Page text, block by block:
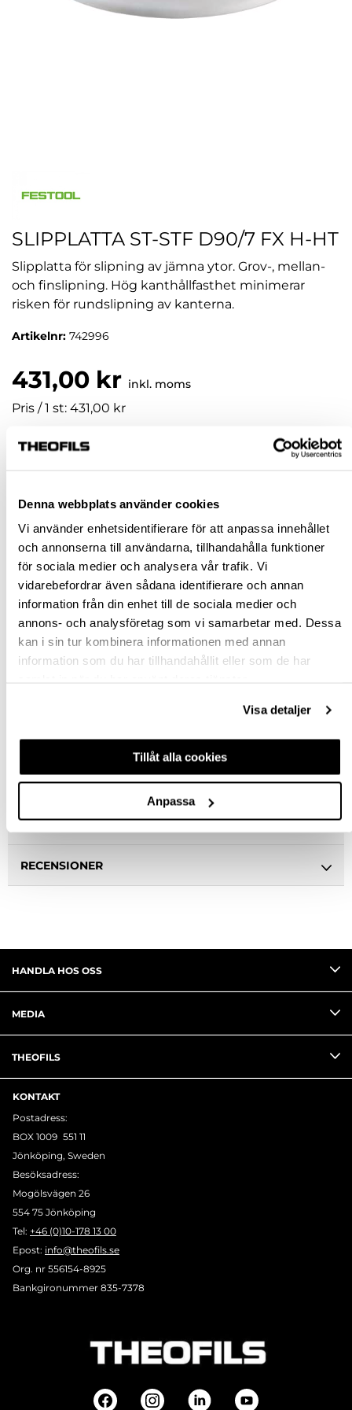
Denna webbplats använder cookies
Vi använder enhetsidentifierare för att anpassa innehållet
och annonserna till användarna, tillhandahålla funktioner
för sociala medier och analysera vår trafik. Vi
vidarebefordrar även sådana identifierare och annan
information från din enhet till de sociala medier och
annons- och analysföretag som vi samarbetar med. Dessa
kan i sin tur kombinera informationen med annan
information som du har tillhandahållit eller som de har
Visa detaljer
Tillåt alla cookies
Anpassa
SLIPPLATTA ST-STF D90/7 FX H-HT
Slipplatta för slipning av jämna ytor. Grov-, mellan-
och finslipning. Hög kanthållfasthet minimerar
risken för rundslipning av kanterna.
Artikelnr: 742996
431,00 kr inkl. moms
Pris / 1 st: 431,00 kr
st
Tillfälligt slut i lager online
Jönköping butik Finns i lager
Malmö butik Finns i lager
Snabba leveranser
Hämta i butik
BESKRIVNING
SPECIFIKATION
FRÅGA OM PRODUKT
RECENSIONER
HANDLA HOS OSS
MEDIA
THEOFILS
KONTAKT
Postadress:
BOX 1009 551 11
Jönköping, Sweden
Besöksadress:
Mogölsvägen 26
554 75 Jönköping
Tel: +46 (0)10-178 13 00
Epost: info@theofils.se
Org. nr 556154-8925
Bankgironummer 835-7378